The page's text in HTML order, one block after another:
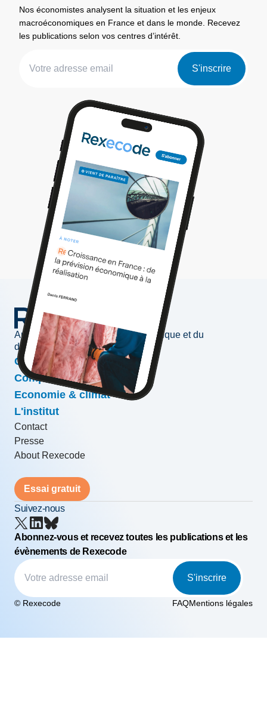
Nos économistes analysent la situation et les enjeux
macroéconomiques en France et dans le monde. Recevez
les publications selon vos centres d’intérêt.
S'inscrire
Au service de l'information économique et du
développement des entreprises
Conjoncture & prévisions
Compétitivité & croissance
Economie & climat
L'institut
Contact
Presse
About Rexecode
Essai gratuit
Suivez-nous
Abonnez-vous et recevez toutes les publications et les
évènements de Rexecode
S'inscrire
© Rexecode FAQMentions légales